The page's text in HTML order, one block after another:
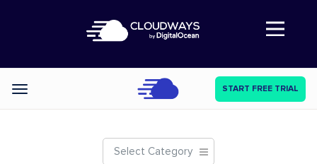
Abre a navegação
Categories START FREE TRIAL
Select Category